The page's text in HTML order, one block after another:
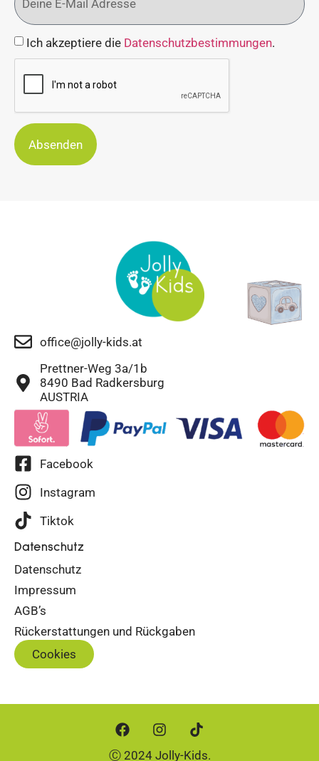
Ich akzeptiere die Datenschutzbestimmungen.
Absenden
office@jolly-kids.at
Prettner-Weg 3a/1b
8490 Bad Radkersburg
AUSTRIA
Facebook
Instagram
Tiktok
Datenschutz
Datenschutz
Impressum
AGB’s
Rückerstattungen und Rückgaben
Cookies
Ⓒ 2024 Jolly-Kids.